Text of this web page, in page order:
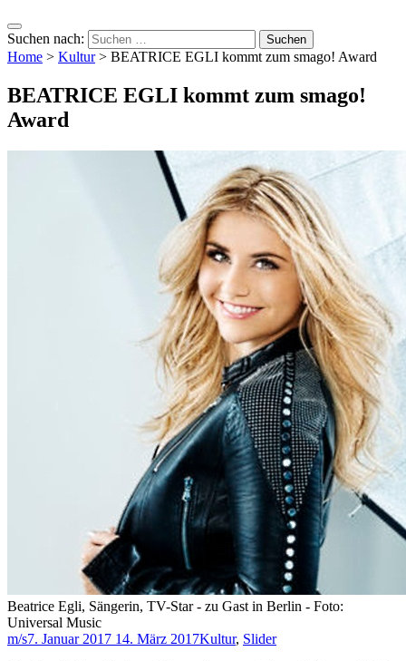
Suchen nach:
Home > Kultur> BEATRICE EGLI kommt zum smago! Award
BEATRICE EGLI kommt zum smago!
Award
Beatrice Egli, Sängerin, TV-Star - zu Gast in Berlin - Foto:
Universal Music
m/s7. Januar 2017 14. März 2017Kultur, Slider